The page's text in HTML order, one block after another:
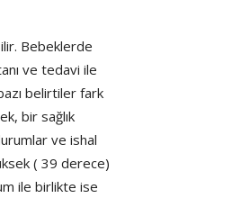
Bebeklerde
ve tedavi ile
belirtiler fark
bir sağlık
ve ishal
( 39 derece)
ile birlikte ise